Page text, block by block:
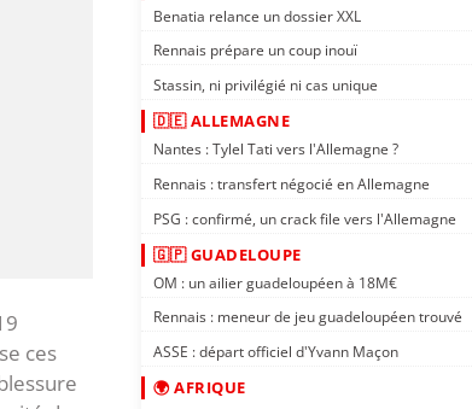
ces
Benatia relance un dossier XXL
Rennais prépare un coup inouï
Stassin, ni privilégié ni cas unique
🇩🇪 ALLEMAGNE
Nantes : Tylel Tati vers l'Allemagne ?
Rennais : transfert négocié en Allemagne
PSG : confirmé, un crack file vers l'Allemagne
🇬🇵 GUADELOUPE
OM : un ailier guadeloupéen à 18M€
Rennais : meneur de jeu guadeloupéen trouvé
ASSE : départ officiel d'Yvann Maçon
🌍 AFRIQUE